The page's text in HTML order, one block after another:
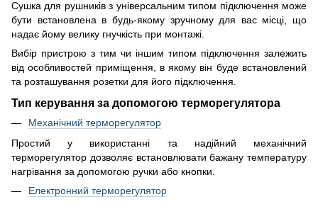
Сушка для рушників з універсальним типом підключення може
бути встановлена в будь-якому зручному для вас місці, що
надає йому велику гнучкість при монтажі.
Вибір пристрою з тим чи іншим типом підключення залежить
від особливостей приміщення, в якому він буде встановлений
та розташування розетки для його підключення.
Тип керування за допомогою терморегулятора
Механічний терморегулятор
Простий у використанні та надійний механічний
терморегулятор дозволяє встановлювати бажану температуру
нагрівання за допомогою ручки або кнопки.
Електронний терморегулятор